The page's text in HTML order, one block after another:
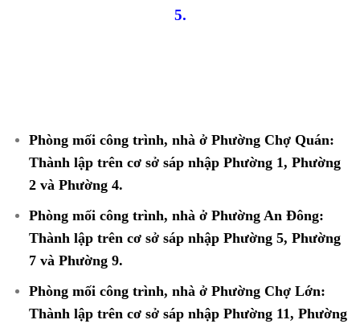
5.
Phòng mối công trình, nhà ở Phường Chợ Quán:
Thành lập trên cơ sở sáp nhập Phường 1, Phường
2 và Phường 4.
Phòng mối công trình, nhà ở Phường An Đông:
Thành lập trên cơ sở sáp nhập Phường 5, Phường
7 và Phường 9.
Phòng mối công trình, nhà ở Phường Chợ Lớn:
Thành lập trên cơ sở sáp nhập Phường 11, Phường